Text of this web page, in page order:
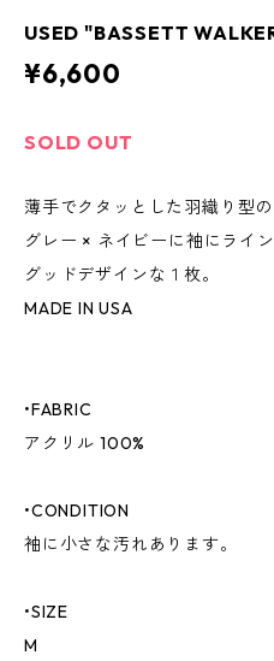
USED "BASSETT
¥6,600
SOLD OUT
薄手でクタッとした羽織り型
グレー × ネイビーに袖にライ
グッドデザインな１枚。
MADE IN USA
•FABRIC
アクリル 100%
•CONDITION
袖に小さな汚れあります。
•SIZE
M